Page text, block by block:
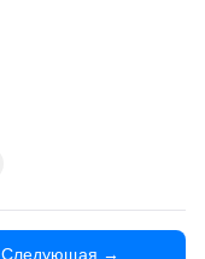
Следующая →